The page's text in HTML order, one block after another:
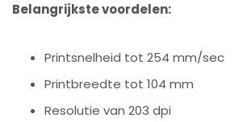
Belangrijkste voordelen:
Printsnelheid tot 254 mm/sec
Printbreedte tot 104 mm
Resolutie van 203 dpi